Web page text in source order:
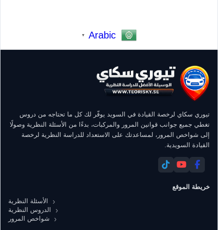
Arabic
▼
تيوري سكاي لرخصة القيادة في السويد يوفّر لك كل ما تحتاجه من دروس
تغطي جميع جوانب قوانين المرور والمركبات، بدءًا من الأسئلة النظرية وصولًا
إلى شواخص المرور، لمساعدتك على الاستعداد للدراسة النظرية لرخصة
القيادة السويدية.
خريطة الموقع
الأسئلة النظرية
الدروس النظرية
شواخص المرور